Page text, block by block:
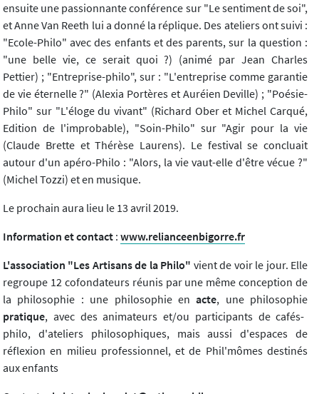
ensuite une passionnante conférence sur "Le sentiment de soi",
et Anne Van Reeth lui a donné la réplique. Des ateliers ont suivi :
"Ecole-Philo" avec des enfants et des parents, sur la question :
"une belle vie, ce serait quoi ?) (animé par Jean Charles
Pettier) ; "Entreprise-philo", sur : "L'entreprise comme garantie
de vie éternelle ?" (Alexia Portères et Auréien Deville) ; "Poésie-
Philo" sur "L'éloge du vivant" (Richard Ober et Michel Carqué,
Edition de l'improbable), "Soin-Philo" sur "Agir pour la vie
(Claude Brette et Thérèse Laurens). Le festival se concluait
autour d'un apéro-Philo : "Alors, la vie vaut-elle d'être vécue ?"
(Michel Tozzi) et en musique.
Le prochain aura lieu le 13 avril 2019.
Information et contact : www.relianceenbigorre.fr
L'association "Les Artisans de la Philo" vient de voir le jour. Elle
regroupe 12 cofondateurs réunis par une même conception de
la philosophie : une philosophie en acte, une philosophie
pratique, avec des animateurs et/ou participants de cafés-
philo, d'ateliers philosophiques, mais aussi d'espaces de
réflexion en milieu professionnel, et de Phil'mômes destinés
aux enfants